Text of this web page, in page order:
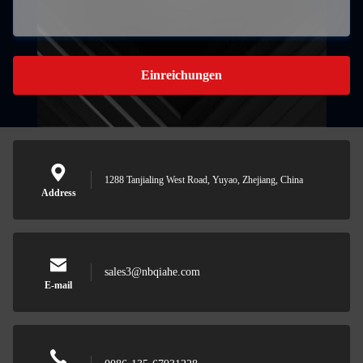
Einreichungen
Address
1288 Tanjialing West Road, Yuyao, Zhejiang, China
E-mail
sales3@nbqiahe.com